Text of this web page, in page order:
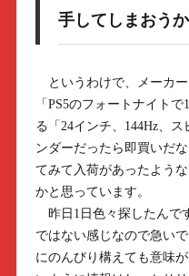
手してしまおう
というわけで、メーカー
「PS5のフォートナイト
る「24インチ、144Hz、
ンダーだったら即買いだ
てみて入荷があったよう
かと思っています。
昨日1日色々探したんで
ではない感じなので急い
にのんびり構えても意味